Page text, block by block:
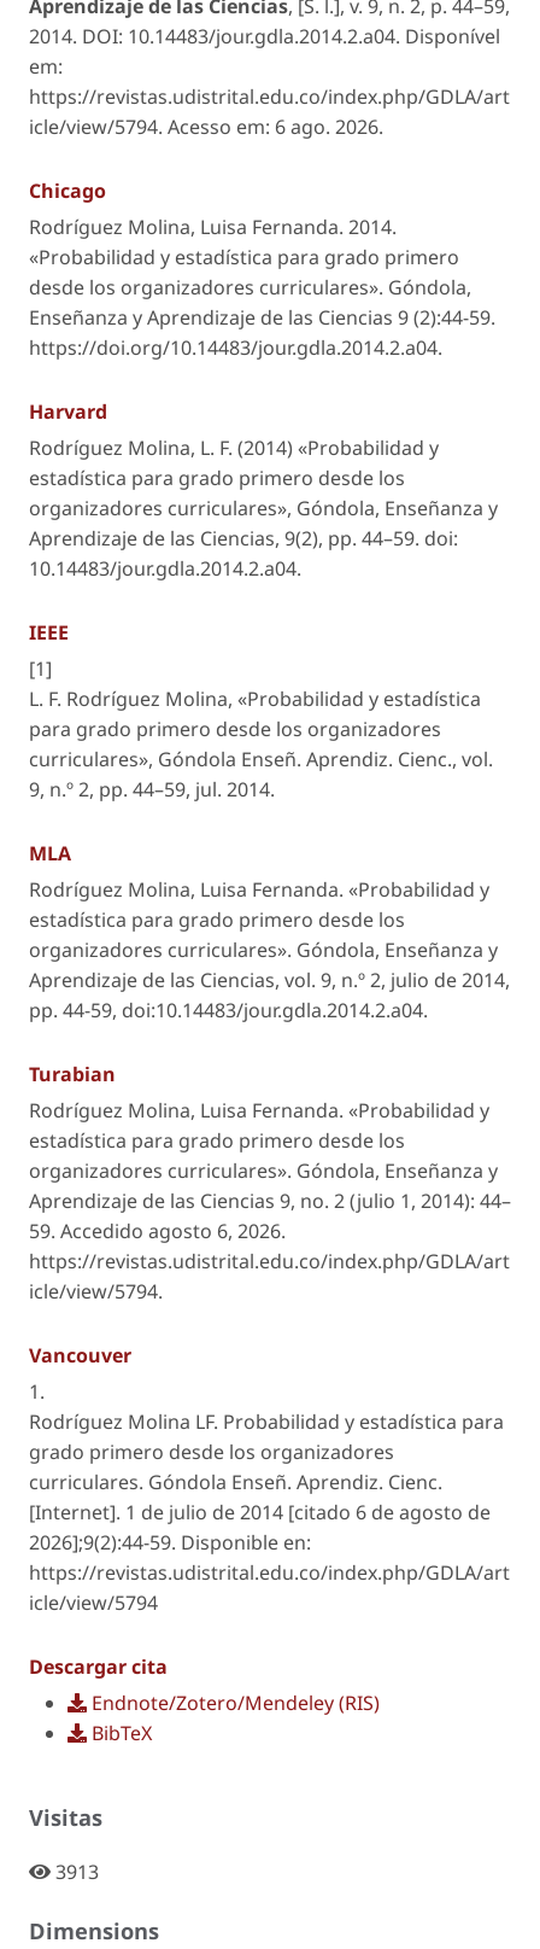
Aprendizaje de las Ciencias, [S. l.], v. 9, n. 2, p. 44–59,
2014. DOI: 10.14483/jour.gdla.2014.2.a04. Disponível
em:
https://revistas.udistrital.edu.co/index.php/GDLA/art
icle/view/5794. Acesso em: 6 ago. 2026.
Chicago
Rodríguez Molina, Luisa Fernanda. 2014.
«Probabilidad y estadística para grado primero
desde los organizadores curriculares». Góndola,
Enseñanza y Aprendizaje de las Ciencias 9 (2):44-59.
https://doi.org/10.14483/jour.gdla.2014.2.a04.
Harvard
Rodríguez Molina, L. F. (2014) «Probabilidad y
estadística para grado primero desde los
organizadores curriculares», Góndola, Enseñanza y
Aprendizaje de las Ciencias, 9(2), pp. 44–59. doi:
10.14483/jour.gdla.2014.2.a04.
IEEE
[1]
L. F. Rodríguez Molina, «Probabilidad y estadística
para grado primero desde los organizadores
curriculares», Góndola Enseñ. Aprendiz. Cienc., vol.
9, n.º 2, pp. 44–59, jul. 2014.
MLA
Rodríguez Molina, Luisa Fernanda. «Probabilidad y
estadística para grado primero desde los
organizadores curriculares». Góndola, Enseñanza y
Aprendizaje de las Ciencias, vol. 9, n.º 2, julio de 2014,
pp. 44-59, doi:10.14483/jour.gdla.2014.2.a04.
Turabian
Rodríguez Molina, Luisa Fernanda. «Probabilidad y
estadística para grado primero desde los
organizadores curriculares». Góndola, Enseñanza y
Aprendizaje de las Ciencias 9, no. 2 (julio 1, 2014): 44–
59. Accedido agosto 6, 2026.
https://revistas.udistrital.edu.co/index.php/GDLA/art
icle/view/5794.
Vancouver
1.
Rodríguez Molina LF. Probabilidad y estadística para
grado primero desde los organizadores
curriculares. Góndola Enseñ. Aprendiz. Cienc.
[Internet]. 1 de julio de 2014 [citado 6 de agosto de
2026];9(2):44-59. Disponible en:
https://revistas.udistrital.edu.co/index.php/GDLA/art
icle/view/5794
Descargar cita
Endnote/Zotero/Mendeley (RIS)
BibTeX
Visitas
3913
Dimensions